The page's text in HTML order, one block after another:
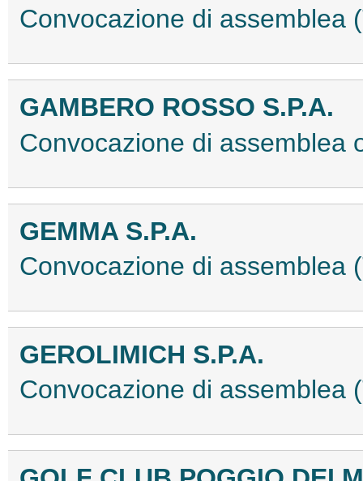
Convocazione di assemblea
GAMBERO ROSSO S.P.A.
Convocazione di assemblea
GEMMA S.P.A.
Convocazione di assemblea
GEROLIMICH S.P.A.
Convocazione di assemblea